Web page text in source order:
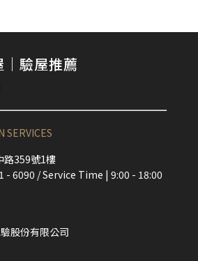
驗屋推薦
SERVICES
路359號1樓
- 6090 / Service Time | 9:00 - 18:00
股份有限公司